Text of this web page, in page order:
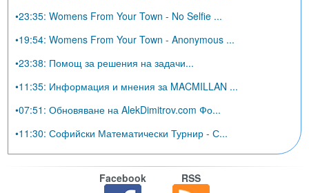
•23:35: Womens From Your Town - No Selfie ...
•19:54: Womens From Your Town - Anonymous ...
•23:38: Помощ за решения на задачи...
•11:35: Информация и мнения за MACMILLAN ...
•07:51: Обновяване на AlekDimitrov.com Фо...
•11:30: Софийски Математически Турнир - С...
Facebook RSS